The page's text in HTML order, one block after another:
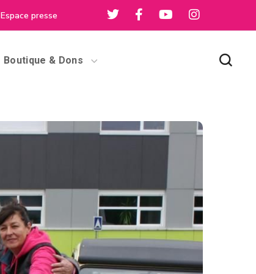
Espace presse
Boutique & Dons